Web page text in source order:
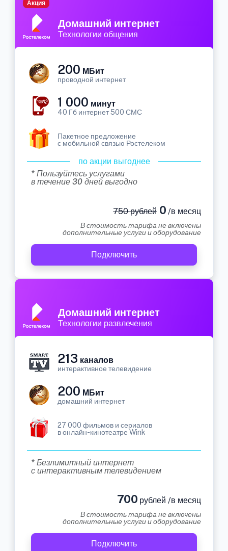
Домашний интернет
Технологии общения
Акция
200 МБит
проводной интернет
1 000 минут
40 Гб интернет 500 СМС
Пакетное предложение
с мобильной связью Ростелеком
по акции выгоднее
* Пользуйтесь услугами
в течение 30 дней выгодно
750 рублей0 /в месяц
В стоимость тарифа не включены
дополнительные услуги и оборудование
Подключить
Домашний интернет
Технологии развлечения
213 каналов
интерактивное телевидение
200 МБит
домашний интернет
27 000 фильмов и сериалов
в онлайн-кинотеатре Wink
* Безлимитный интернет
с интерактивным телевидением
700 рублей /в месяц
В стоимость тарифа не включены
дополнительные услуги и оборудование
Подключить